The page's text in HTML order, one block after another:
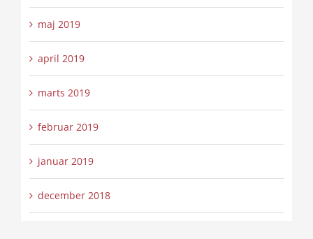
maj 2019
april 2019
marts 2019
februar 2019
januar 2019
december 2018